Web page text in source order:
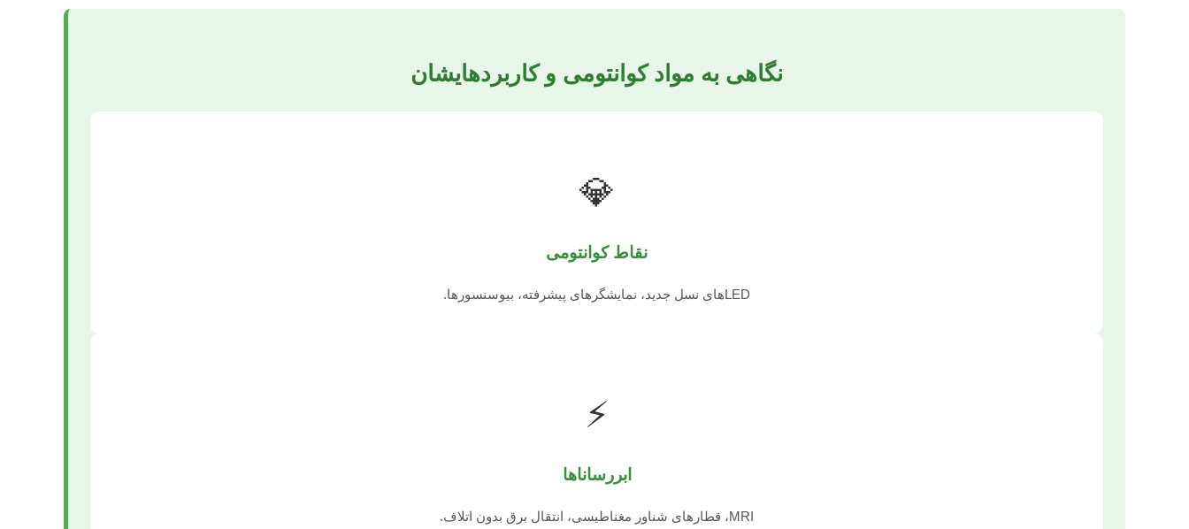
نگاهی به مواد کوانتومی و کاربردهایشان
💎
نقاط کوانتومی
LEDهای نسل جدید، نمایشگرهای پیشرفته، بیوسنسورها.
⚡
ابررساناها
MRI، قطارهای شناور مغناطیسی، انتقال برق بدون اتلاف.